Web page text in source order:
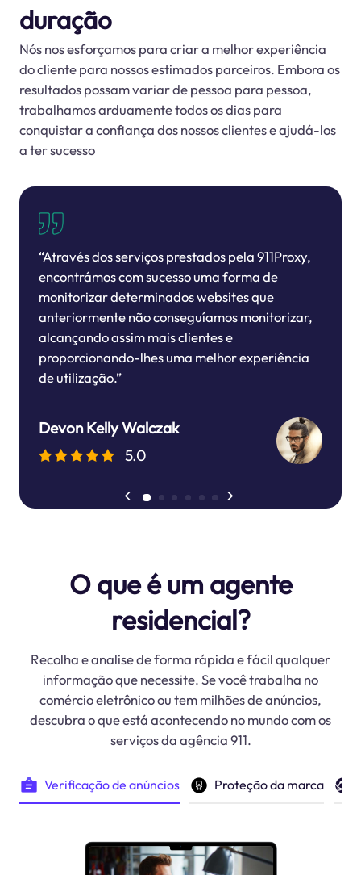
duração
Nós nos esforçamos para criar a melhor experiência
do cliente para nossos estimados parceiros. Embora os
resultados possam variar de pessoa para pessoa,
trabalhamos arduamente todos os dias para
conquistar a confiança dos nossos clientes e ajudá-los
a ter sucesso
“Através dos serviços prestados pela 911Proxy,
encontrámos com sucesso uma forma de
monitorizar determinados websites que
anteriormente não conseguíamos monitorizar,
alcançando assim mais clientes e
proporcionando-lhes uma melhor experiência
de utilização.”
Devon Kelly Walczak
5.0
O que é um agente
residencial?
Recolha e analise de forma rápida e fácil qualquer
informação que necessite. Se você trabalha no
comércio eletrônico ou tem milhões de anúncios,
descubra o que está acontecendo no mundo com os
serviços da agência 911.
Verificação de anúncios Proteção da marca